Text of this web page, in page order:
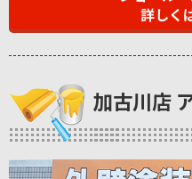
詳しく
加古川店